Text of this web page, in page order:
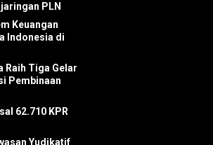
PLN
Keuangan
Indonesia di
Raih Tiga Gelar
Pembinaan
62.710 KPR
Yudikatif